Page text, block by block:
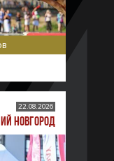
22.08.2026
НОВГОРОД